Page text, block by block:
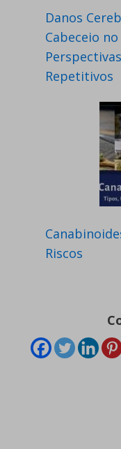
Danos
Cabeceio
Repetitivos
Riscos